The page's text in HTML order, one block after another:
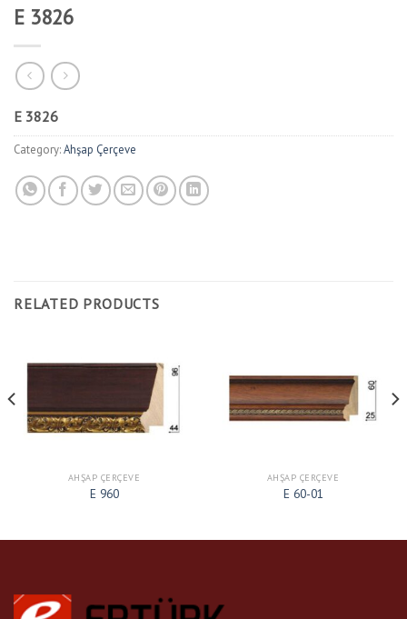
E 3826
E 3826
Category:Ahşap Çerçeve
RELATED PRODUCTS
AHŞAP ÇERÇEVE
E 960
AHŞAP ÇERÇEVE
E 60-01